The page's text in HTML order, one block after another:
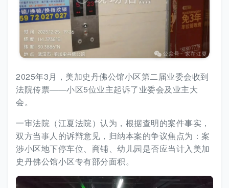
2025年3月，美加史丹佛公馆小区第二届业委会收到
法院传票——小区5位业主起诉了业委会及业主大
会。
一审法院（江夏法院）认为，根据查明的案件事实，
双方当事人的诉辩意见，归纳本案的争议焦点为：案
涉小区地下停车位、商铺、幼儿园是否应当计入美加
史丹佛公馆小区专有部分面积。